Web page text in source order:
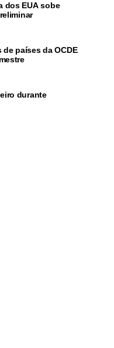
dos EUA sobe
países da OCDE
durante